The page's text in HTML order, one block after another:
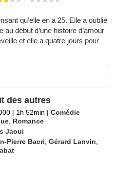
qu’elle en a 25. Elle a oublié
début d’une histoire d’amour
et elle a quatre jours pour
des autres
| 1h 52min | Comédie
Romance
Jaoui
Pierre Bacri ,Gérard Lanvin